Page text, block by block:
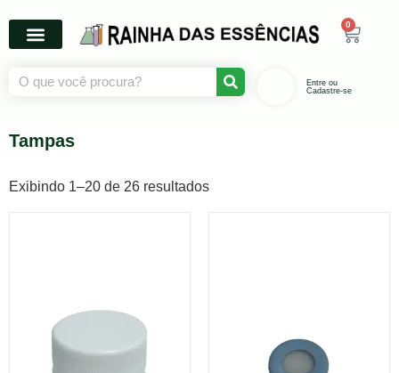
0
Entre ou
Cadastre-se
Tampas
Exibindo 1–20 de 26 resultados